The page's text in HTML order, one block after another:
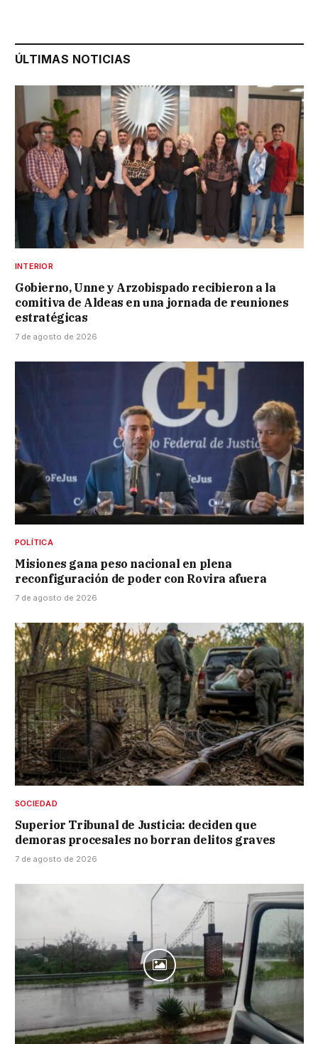
ÚLTIMAS NOTICIAS
INTERIOR
Gobierno, Unne y Arzobispado recibieron a la
comitiva de Aldeas en una jornada de reuniones
estratégicas
7 de agosto de 2026
POLÍTICA
Misiones gana peso nacional en plena
reconfiguración de poder con Rovira afuera
7 de agosto de 2026
SOCIEDAD
Superior Tribunal de Justicia: deciden que
demoras procesales no borran delitos graves
7 de agosto de 2026